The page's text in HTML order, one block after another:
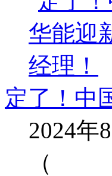
定了！中
2024年
（